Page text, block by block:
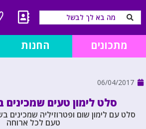
מתכונים החנות
06/04/2017
סלט לימון טעים
סלט עם לימון שום ופטרוזיליה שמכינים
טעם לכל ארוחה